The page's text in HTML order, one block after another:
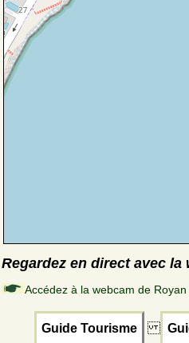
Regardez en direct avec la
Accédez à la webcam de Royan
Guide Tourisme